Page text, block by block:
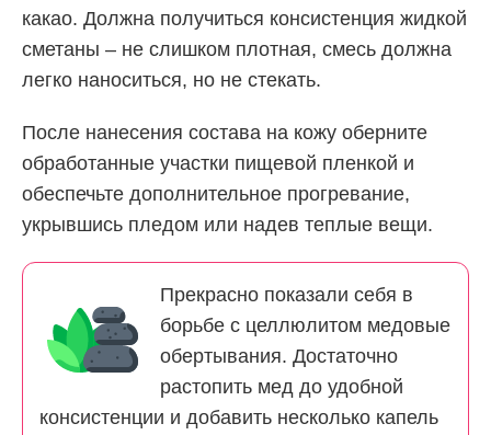
какао. Должна получиться консистенция жидкой
сметаны – не слишком плотная, смесь должна
легко наноситься, но не стекать.
После нанесения состава на кожу оберните
обработанные участки пищевой пленкой и
обеспечьте дополнительное прогревание,
укрывшись пледом или надев теплые вещи.
Прекрасно показали себя в
борьбе с целлюлитом медовые
обертывания. Достаточно
растопить мед до удобной
консистенции и добавить несколько капель